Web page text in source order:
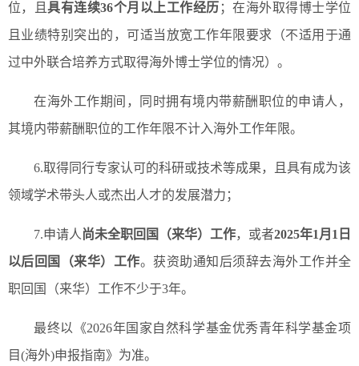
位，且具有连续36个月以上工作经历 ；在海外取得博士学位
且业绩特别突出的，可适当放宽工作年限要求（不适用于通
过中外联合培养方式取得海外博士学位的情况）。
在海外工作期间，同时拥有境内带薪酬职位的申请人，
其境内带薪酬职位的工作年限不计入海外工作年限。
6.取得同行专家认可的科研或技术等成果，且具有成为该
领域学术带头人或杰出人才的发展潜力；
7.申请人 尚未全职回国（来华）工作，或者2025年1月1日
以后回国（来华）工作。获资助通知后须辞去海外工作并全
职回国（来华）工作不少于3年。
最终以《2026年国家自然科学基金优秀青年科学基金项
目(海外)申报指南》为准。